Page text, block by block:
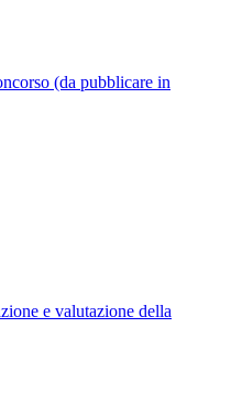
(da pubblicare in
e valutazione della